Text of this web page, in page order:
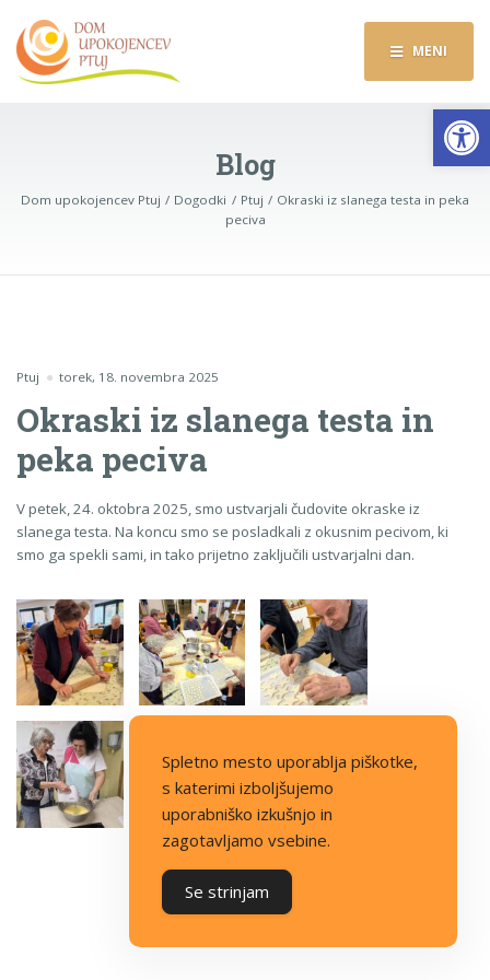
MENI
Blog
Dom upokojencev Ptuj Dogodki Ptuj
Okraski iz slanega testa in peka
peciva
Ptuj torek, 18. novembra 2025
Okraski iz slanega testa in
peka peciva
V petek, 24. oktobra 2025, smo ustvarjali čudovite okraske iz
slanega testa. Na koncu smo se posladkali z okusnim pecivom, ki
smo ga spekli sami, in tako prijetno zaključili ustvarjalni dan.
Spletno mesto uporablja piškotke,
s katerimi izboljšujemo
uporabniško izkušnjo in
zagotavljamo vsebine.
Se strinjam